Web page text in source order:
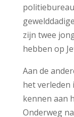
zijn twee
hebben op
Aan de
het verleden
kennen aan
Onderweg